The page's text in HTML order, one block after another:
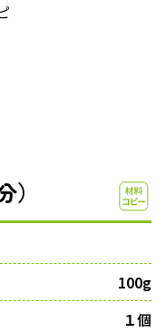
100g
１個